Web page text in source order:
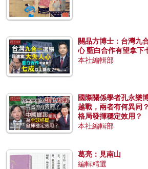
關品方博士：台灣九
心 藍白合作有望拿下
本社編輯部
國際關係學者孔永樂
越戰，兩者有何異同
格局發揮穩定效用？
本社編輯部
葛亮：見南山
編輯精選